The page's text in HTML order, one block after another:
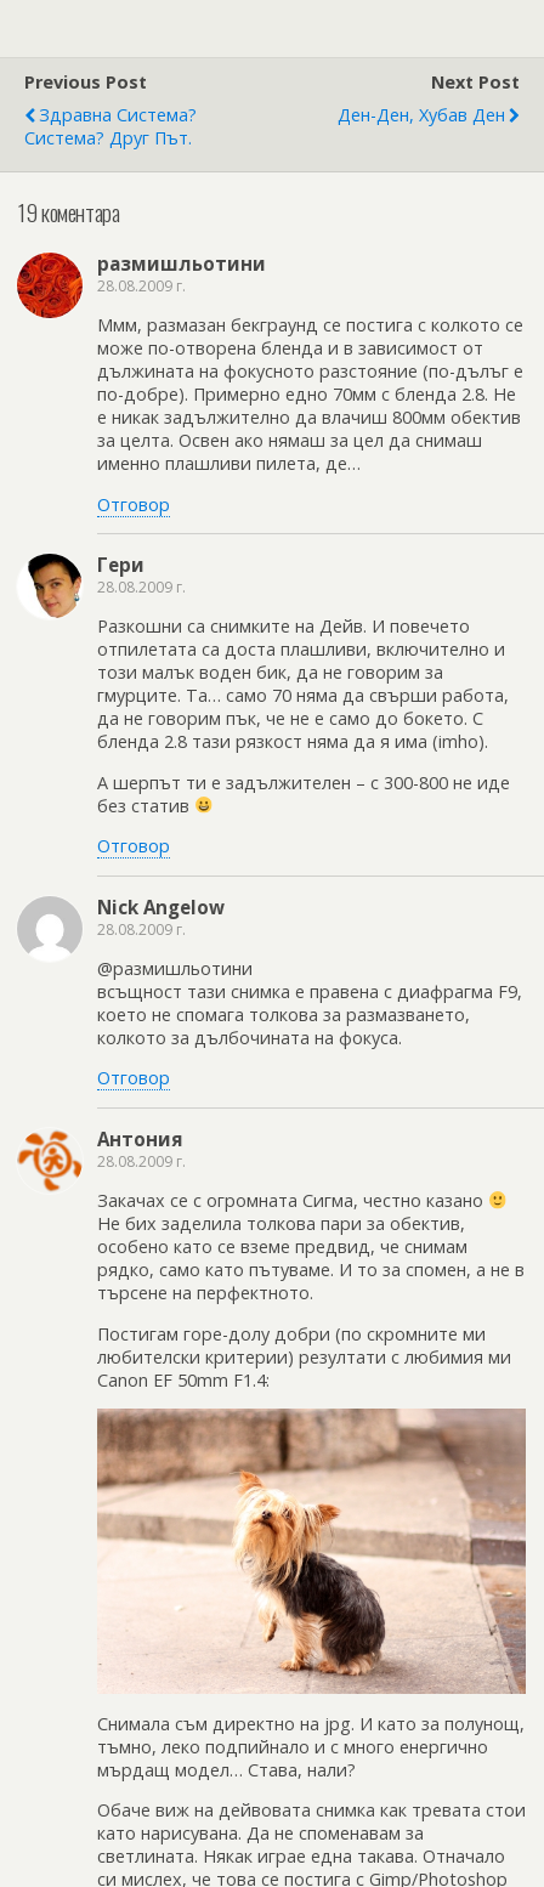
Previous Post
Здравна Система?
Система? Друг Път.
Next Post
Ден-Ден, Хубав Ден
19 коментара
размишльотини
28.08.2009 г.
Ммм, размазан бекграунд се постига с колкото се
може по-отворена бленда и в зависимост от
дължината на фокусното разстояние (по-дълъг е
по-добре). Примерно едно 70мм с бленда 2.8. Не
е никак задължително да влачиш 800мм обектив
за целта. Освен ако нямаш за цел да снимаш
именно плашливи пилета, де…
Отговор
Гери
28.08.2009 г.
Разкошни са снимките на Дейв. И повечето
отпилетата са доста плашливи, включително и
този малък воден бик, да не говорим за
гмурците. Та… само 70 няма да свърши работа,
да не говорим пък, че не е само до бокето. С
бленда 2.8 тази рязкост няма да я има (imho).
А шерпът ти е задължителен – с 300-800 не иде
без статив
Отговор
Nick Angelow
28.08.2009 г.
@размишльотини
всъщност тази снимка е правена с диафрагма F9,
което не спомага толкова за размазването,
колкото за дълбочината на фокуса.
Отговор
Антония
28.08.2009 г.
Закачах се с огромната Сигма, честно казано
Не бих заделила толкова пари за обектив,
особено като се вземе предвид, че снимам
рядко, само като пътуваме. И то за спомен, а не в
търсене на перфектното.
Постигам горе-долу добри (по скромните ми
любителски критерии) резултати с любимия ми
Canon EF 50mm F1.4:
Снимала съм директно на jpg. И като за полунощ,
тъмно, леко подпийнало и с много енергично
мърдащ модел… Става, нали?
Обаче виж на дейвовата снимка как тревата стои
като нарисувана. Да не споменавам за
светлината. Някак играе една такава. Отначало
си мислех, че това се постига с Gimp/Photoshop